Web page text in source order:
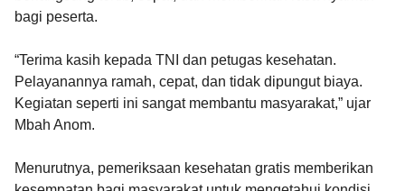
bagi peserta.
“Terima kasih kepada TNI dan petugas kesehatan.
Pelayanannya ramah, cepat, dan tidak dipungut biaya.
Kegiatan seperti ini sangat membantu masyarakat,” ujar
Mbah Anom.
Menurutnya, pemeriksaan kesehatan gratis memberikan